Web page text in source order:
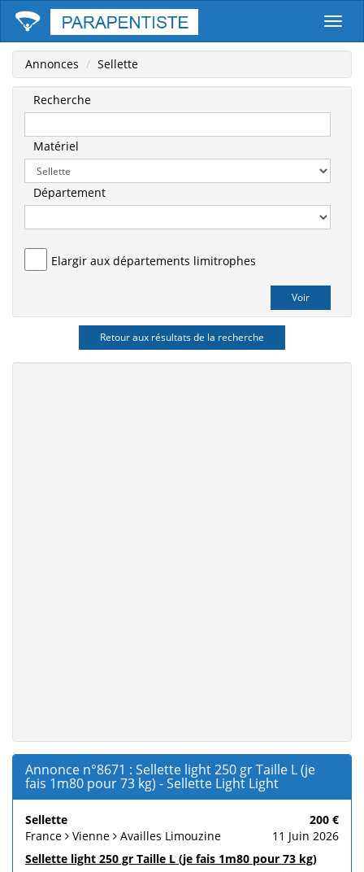
Annonces Sellette
Recherche
Matériel
Département
Elargir aux départements limitrophes
Retour aux résultats de la recherche
Annonce n°8671 : Sellette light 250 gr Taille L (je
fais 1m80 pour 73 kg) - Sellette Light Light
Sellette
200 €
France
Vienne Availles Limouzine
11 Juin 2026
Sellette light 250 gr Taille L (je fais 1m80 pour 73 kg)